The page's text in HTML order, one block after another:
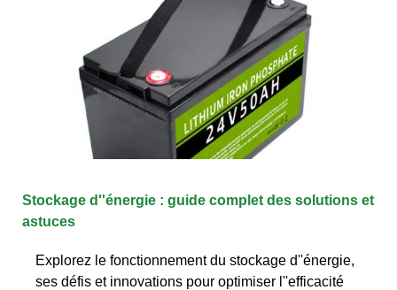
Stockage d''énergie : guide complet des solutions et
astuces
Explorez le fonctionnement du stockage d''énergie,
ses défis et innovations pour optimiser l''efficacité